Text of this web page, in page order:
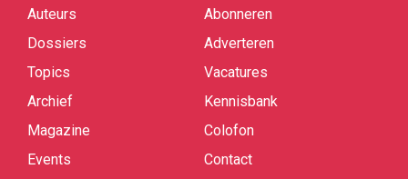
Quick
Auteurs
Dossiers
Topics
Archief
Magazine
Events
Abonneren
Adverteren
Vacatures
Kennisbank
Colofon
Contact